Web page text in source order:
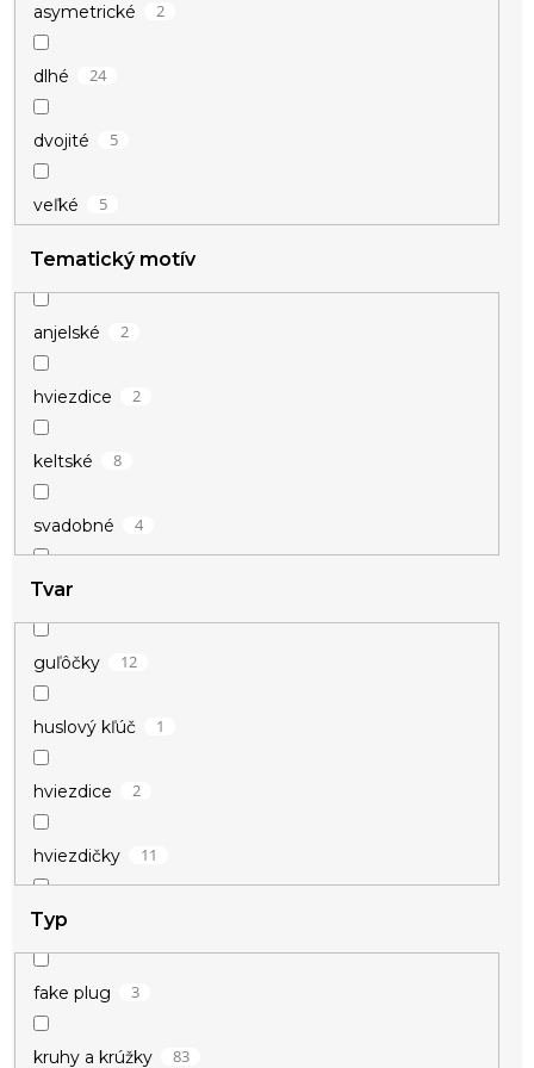
číra 1
asymetrické 2
dlhé 24
dvojité 5
veľké 5
Tematický motív
anjelské 2
hviezdice 2
keltské 8
svadobné 4
šťastie
vianočné 17
zamilované 32
zvieracie 32
Tvar
guľôčky 12
huslový kľúč 1
hviezdice 2
hviezdičky 11
kotva
krídla
krivka EKG
Typ
fake plug 3
kruhy a krúžky 83